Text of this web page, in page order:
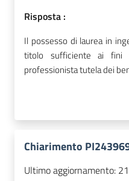
Risposta :
Il possesso di laurea in
titolo sufficiente ai fini
professionista tutela dei
Chiarimento
Ultimo aggiornamento: